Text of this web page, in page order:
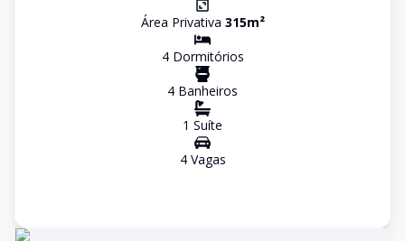
Área Privativa 315m²
4Dormitórios
4 Banheiros
1 Suíte
4Vagas